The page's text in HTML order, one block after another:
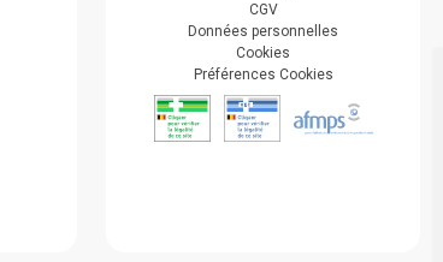
CGV
Données personnelles
Cookies
Préférences Cookies